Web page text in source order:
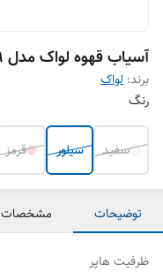
آسیاب قهوه لواک مدل 3019- 019
برند: لواک
رنگ
سفید سیلور قرمز
توضیحات مشخصات
ظرفیت هاپر